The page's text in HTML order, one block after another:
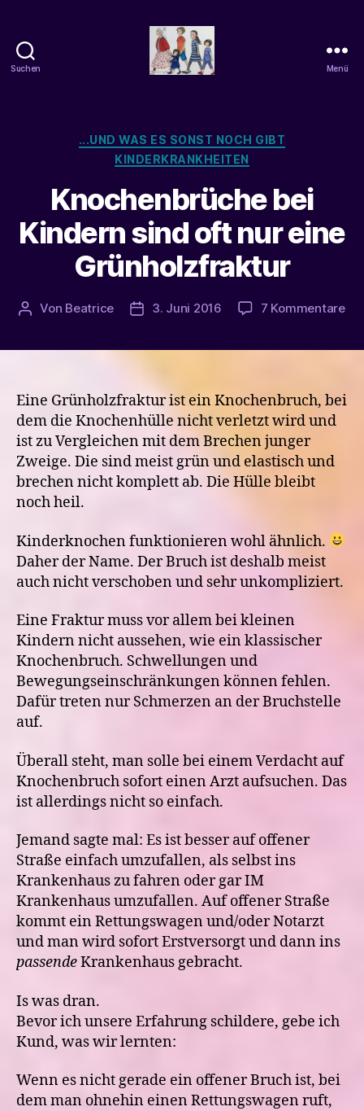
Suchen Menü
Kategorien
...UND WAS ES SONST NOCH GIBT
KINDERKRANKHEITEN
Knochenbrüche bei
Kindern sind oft nur eine
Grünholzfraktur
Beitragsautor
Von Beatrice Veröffentlichungsdatum
3. Juni 2016 7 Kommentarezu
oft
Eine Grünholzfraktur ist ein Knochenbruch, bei
dem die Knochenhülle nicht verletzt wird und
ist zu Vergleichen mit dem Brechen junger
Zweige. Die sind meist grün und elastisch und
brechen nicht komplett ab. Die Hülle bleibt
noch heil.
Kinderknochen funktionieren wohl ähnlich.
Daher der Name. Der Bruch ist deshalb meist
auch nicht verschoben und sehr unkompliziert.
Eine Fraktur muss vor allem bei kleinen
Kindern nicht aussehen, wie ein klassischer
Knochenbruch. Schwellungen und
Bewegungseinschränkungen können fehlen.
Dafür treten nur Schmerzen an der Bruchstelle
auf.
Überall steht, man solle bei einem Verdacht auf
Knochenbruch sofort einen Arzt aufsuchen. Das
ist allerdings nicht so einfach.
Jemand sagte mal: Es ist besser auf offener
Straße einfach umzufallen, als selbst ins
Krankenhaus zu fahren oder gar IM
Krankenhaus umzufallen. Auf offener Straße
kommt ein Rettungswagen und/oder Notarzt
und man wird sofort Erstversorgt und dann ins
passendeKrankenhaus gebracht.
Is was dran.
Bevor ich unsere Erfahrung schildere, gebe ich
Kund, was wir lernten:
Wenn es nicht gerade ein offener Bruch ist, bei
dem man ohnehin einen Rettungswagen ruft,